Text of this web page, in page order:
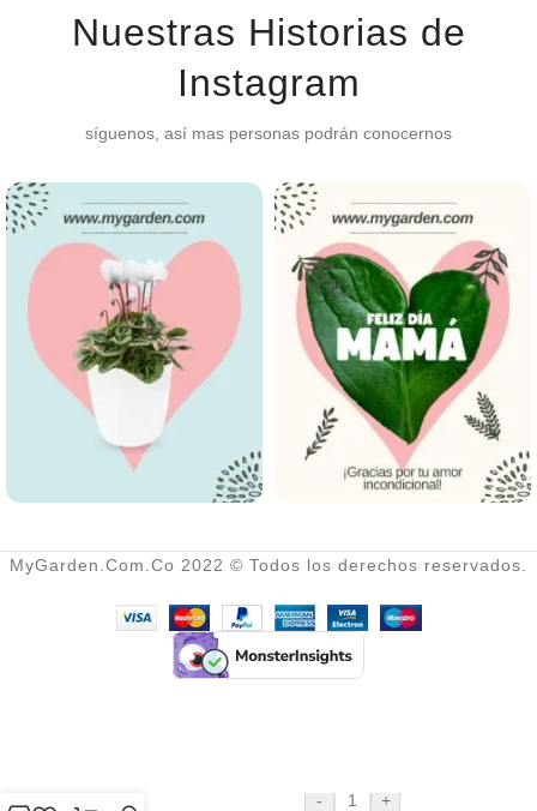
– Mejora el crecimiento de las
– No quema la planta ni raíces
Nuestras Historias de
Instagram
síguenos, así mas personas podrán conocernos
MyGarden.Com.Co 2022 © Todos los derechos reservados.
- +